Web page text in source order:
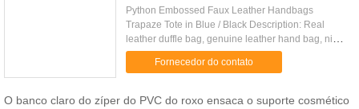
Python Embossed Faux Leather Handbags
Trapaze Tote in Blue / Black Description: Real
leather duffle bag, genuine leather hand bag, nice
lady bag, many colors for your choice with low
MOQ Specifications: Model ....
Fornecedor do contato
O banco claro do zíper do PVC do roxo ensaca o suporte cosmético